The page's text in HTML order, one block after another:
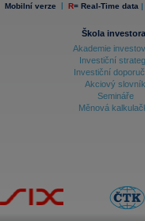
Mobilní verze | R= Real-Time data |
Škola
Akademie
Investiční
Investiční
Akciový slovník
Semináře
Měnová